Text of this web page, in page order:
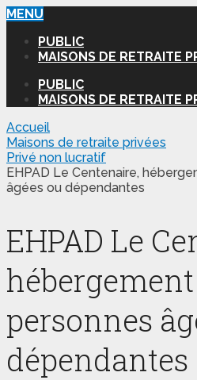
MENU
PUBLIC
MAISONS DE RETRAITE
PUBLIC
MAISONS DE RETRAITE
Accueil
Maisons de retraite privées
Privé non lucratif
EHPAD Le Centenaire,
âgées ou dépendantes
EHPAD Le
personnes
dépendantes